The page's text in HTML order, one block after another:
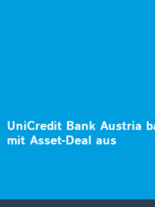
UniCredit Bank Austria
mit Asset-Deal aus